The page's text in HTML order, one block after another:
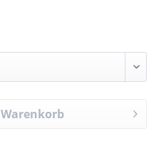
Warenkorb